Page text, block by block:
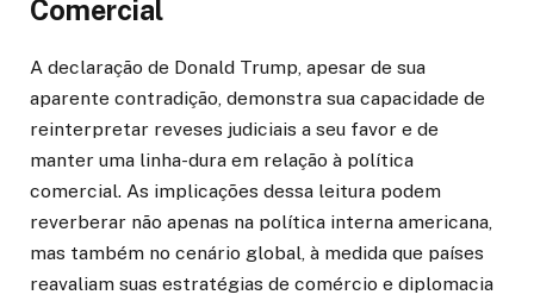
Comercial
A declaração de Donald Trump, apesar de sua
aparente contradição, demonstra sua capacidade de
reinterpretar reveses judiciais a seu favor e de
manter uma linha-dura em relação à política
comercial. As implicações dessa leitura podem
reverberar não apenas na política interna americana,
mas também no cenário global, à medida que países
reavaliam suas estratégias de comércio e diplomacia